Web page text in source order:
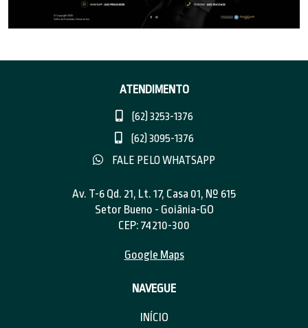
ATENDIMENTO
(62) 3253-1376
(62) 3095-1376
FALE PELO WHATSAPP
Av. T-6 Qd. 21, Lt. 17, Casa 01, Nº 615
Setor Bueno - Goiânia-GO
CEP: 74210-300
Google Maps
NAVEGUE
INÍCIO